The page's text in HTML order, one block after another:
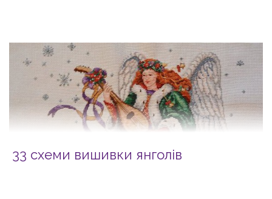
33 схеми вишивки янголів